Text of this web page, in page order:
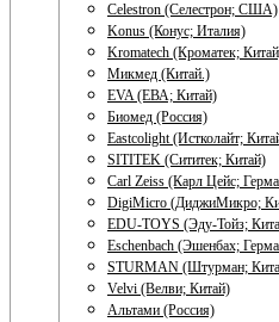
Celestron (Селестрон; США)
Konus (Конус; Италия)
Kromatech (Кроматек;
Микмед (Китай.)
EVA (ЕВА; Китай)
Биомед (Россия)
Eastcolight (Истколайт;
SITITEK (Сититек; Китай)
Carl Zeiss (Карл Цейс;
DigiMicro (ДиджиМикро;
EDU-TOYS (Эду-Тойз;
Eschenbach (Эшенбах;
STURMAN (Штурман;
Velvi (Велви; Китай)
Альтами (Россия)